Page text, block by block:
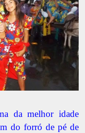
da melhor idade
do forró de pé de